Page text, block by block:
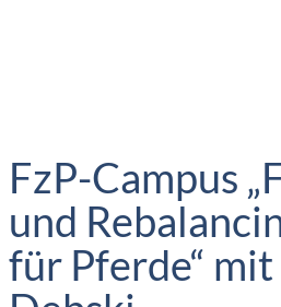
FzP-Campus
und
für Pferde“